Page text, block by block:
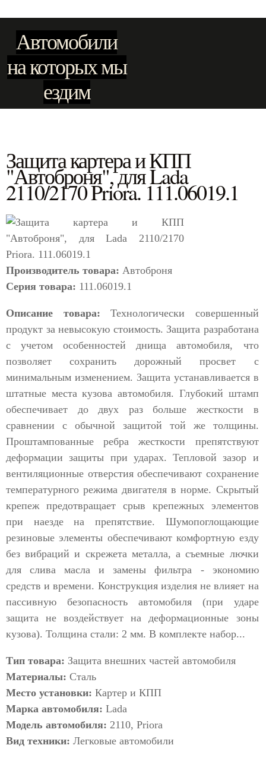
Автомобили
на которых мы
ездим
Защита картера и КПП
"Автоброня", для Lada
2110/2170 Priora. 111.06019.1
Производитель товара: Автоброня
Серия товара: 111.06019.1
Описание товара: Технологически совершенный
продукт за невысокую стоимость. Защита разработана
с учетом особенностей днища автомобиля, что
позволяет сохранить дорожный просвет с
минимальным изменением. Защита устанавливается в
штатные места кузова автомобиля. Глубокий штамп
обеспечивает до двух раз больше жесткости в
сравнении с обычной защитой той же толщины.
Проштампованные ребра жесткости препятствуют
деформации защиты при ударах. Тепловой зазор и
вентиляционные отверстия обеспечивают сохранение
температурного режима двигателя в норме. Скрытый
крепеж предотвращает срыв крепежных элементов
при наезде на препятствие. Шумопоглощающие
резиновые элементы обеспечивают комфортную езду
без вибраций и скрежета металла, а съемные лючки
для слива масла и замены фильтра - экономию
средств и времени. Конструкция изделия не влияет на
пассивную безопасность автомобиля (при ударе
защита не воздействует на деформационные зоны
кузова). Толщина стали: 2 мм. В комплекте набор...
Тип товара: Защита внешних частей автомобиля
Материалы: Сталь
Место установки: Картер и КПП
Марка автомобиля: Lada
Модель автомобиля: 2110, Priora
Вид техники: Легковые автомобили